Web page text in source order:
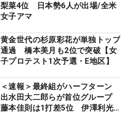
梨菜4位 日本勢6人が出場/全米
女子アマ
黄金世代の杉原彩花が単独トップ
通過 橋本美月も2位で突破【女
子プロテスト1次予選・E地区】
＜速報＞最終組がハーフターン
出水田大二郎らが首位グループ
藤本佳則は1打差5位 伊澤利光